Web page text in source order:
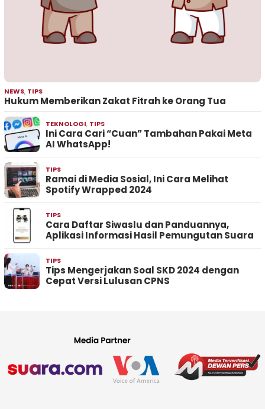
NEWS, TIPS
Hukum Memberikan Zakat Fitrah ke Orang Tua
TEKNOLOGI, TIPS
Ini Cara Cari “Cuan” Tambahan Pakai Meta
AI WhatsApp!
TIPS
Ramai di Media Sosial, Ini Cara Melihat
Spotify Wrapped 2024
TIPS
Cara Daftar Siwaslu dan Panduannya,
Aplikasi Informasi Hasil Pemungutan Suara
TIPS
Tips Mengerjakan Soal SKD 2024 dengan
Cepat Versi Lulusan CPNS